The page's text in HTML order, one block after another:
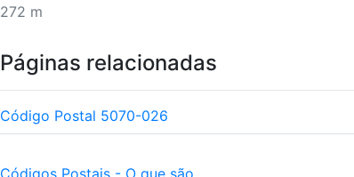
272 m
Páginas relacionadas
Código Postal 5070-026
Códigos Postais - O que são